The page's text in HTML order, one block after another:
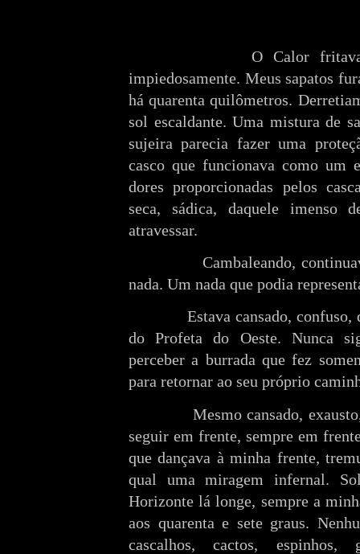
O Calor
impiedosamente. Meus sapatos
há quarenta quilômetros.
sol escaldante. Uma mistura de
sujeira parecia fazer uma
casco que funcionava como um
dores proporcionadas pelos
seca, sádica, daquele imenso
atravessar.
Cambaleando,
nada. Um nada que podia
Estava cansado, confuso,
do Profeta do Oeste. Nunca
perceber a burrada que fez
para retornar ao seu próprio
Mesmo cansado,
seguir em frente, sempre em
que dançava à minha frente,
qual uma miragem infernal.
Horizonte lá longe, sempre a
aos quarenta e sete graus.
cascalhos, cactos,